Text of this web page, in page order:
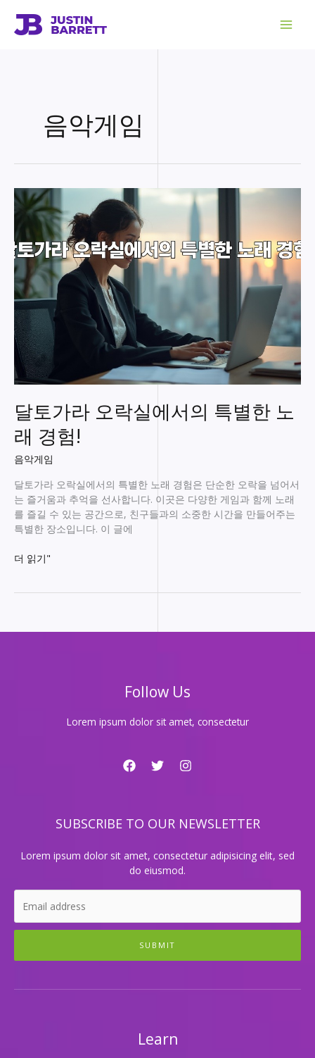
음악게임
달토가라 오락실에서의 특별한 노
래 경험!
음악게임
달토가라 오락실에서의 특별한 노래 경험은 단순한 오락을 넘어서
는 즐거움과 추억을 선사합니다. 이곳은 다양한 게임과 함께 노래
를 즐길 수 있는 공간으로, 친구들과의 소중한 시간을 만들어주는
특별한 장소입니다. 이 글에
달
락
더 읽기"
Follow Us
Lorem ipsum dolor sit amet, consectetur
SUBSCRIBE TO OUR NEWSLETTER
Lorem ipsum dolor sit amet, consectetur adipisicing elit, sed
do eiusmod.
SUBMIT
Learn